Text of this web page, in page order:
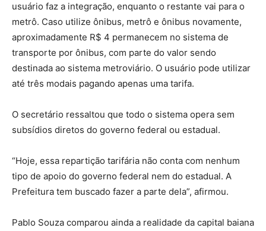
usuário faz a integração, enquanto o restante vai para o
metrô. Caso utilize ônibus, metrô e ônibus novamente,
aproximadamente R$ 4 permanecem no sistema de
transporte por ônibus, com parte do valor sendo
destinada ao sistema metroviário. O usuário pode utilizar
até três modais pagando apenas uma tarifa.
O secretário ressaltou que todo o sistema opera sem
subsídios diretos do governo federal ou estadual.
“Hoje, essa repartição tarifária não conta com nenhum
tipo de apoio do governo federal nem do estadual. A
Prefeitura tem buscado fazer a parte dela”, afirmou.
Pablo Souza comparou ainda a realidade da capital baiana